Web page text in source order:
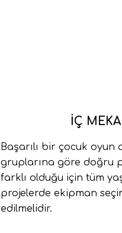
İÇ
Başarılı bir çocuk oyun
gruplarına göre doğru
farklı olduğu için tüm
projelerde ekipman
edilmelidir.